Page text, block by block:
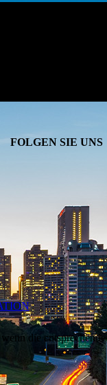
FOLGEN SIE UNS
die